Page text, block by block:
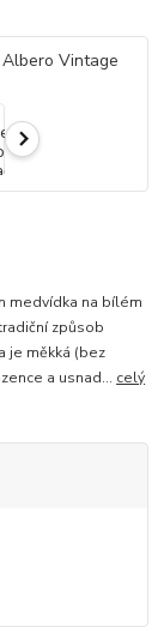
medvídka na bílém
způsob
je měkká (bez
a usnad... celý